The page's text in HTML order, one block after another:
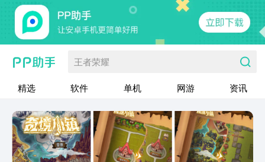
王者荣耀
精选 软件 单机 网游 资讯